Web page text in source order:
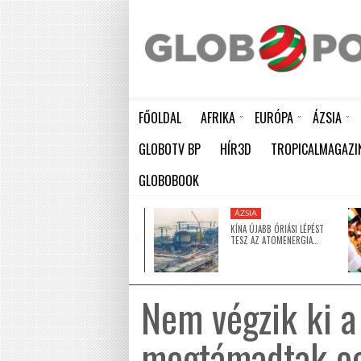
FŐOLDAL AFRIKA EURÓPA ÁZSIA
GLOBOTV BP HÍR3D
GLOBOBOOK
ÁZSIA
KÍNA ÚJABB ÓRIÁSI LÉPÉST
TESZ AZ ATOMENERGIA…
Nem végzik ki